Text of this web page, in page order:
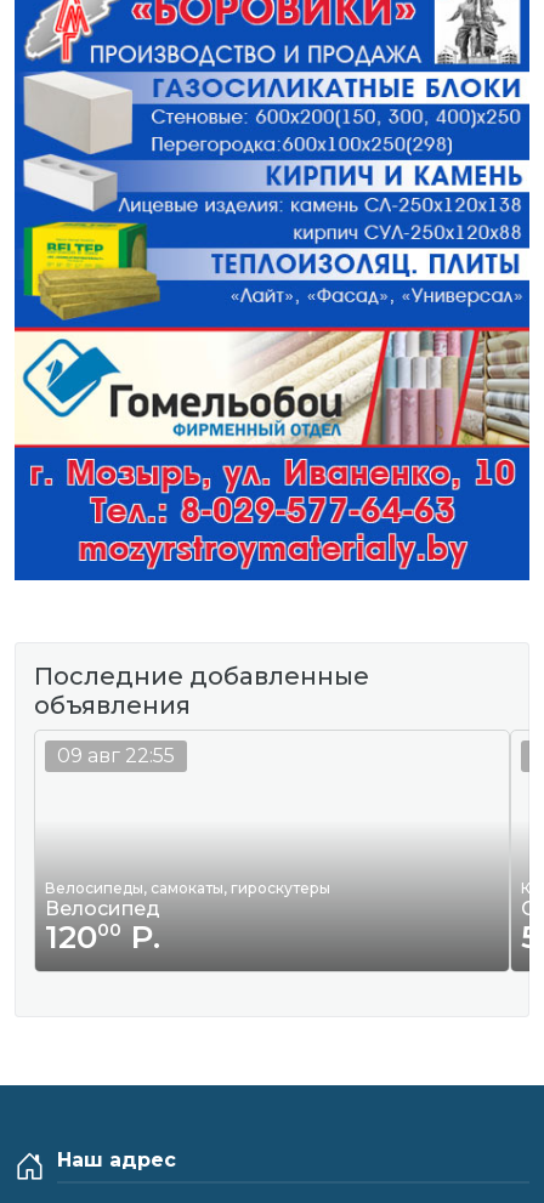
Последние добавленные
объявления
Велосипеды, самокаты, гироскутеры
Велосипед
12000Р.
09 авг 22:55
Наш адрес